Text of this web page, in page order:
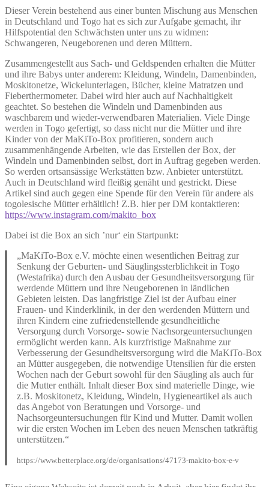
Dieser Verein bestehend aus einer bunten Mischung aus Menschen
in Deutschland und Togo hat es sich zur Aufgabe gemacht, ihr
Hilfspotential den Schwächsten unter uns zu widmen:
Schwangeren, Neugeborenen und deren Müttern.
Zusammengestellt aus Sach- und Geldspenden erhalten die Mütter
und ihre Babys unter anderem: Kleidung, Windeln, Damenbinden,
Moskitonetze, Wickelunterlagen, Bücher, kleine Matratzen und
Fieberthermometer. Dabei wird hier auch auf Nachhaltigkeit
geachtet. So bestehen die Windeln und Damenbinden aus
waschbarem und wieder-verwendbaren Materialien. Viele Dinge
werden in Togo gefertigt, so dass nicht nur die Mütter und ihre
Kinder von der MaKiTo-Box profitieren, sondern auch
zusammenhängende Arbeiten, wie das Erstellen der Box, der
Windeln und Damenbinden selbst, dort in Auftrag gegeben werden.
So werden ortsansässige Werkstätten bzw. Anbieter unterstützt.
Auch in Deutschland wird fleißig genäht und gestrickt. Diese
Artikel sind auch gegen eine Spende für den Verein für andere als
togolesische Mütter erhältlich! Z.B. hier per DM kontaktieren:
https://www.instagram.com/makito_box
Dabei ist die Box an sich ’nur‘ ein Startpunkt:
„MaKiTo-Box e.V. möchte einen wesentlichen Beitrag zur
Senkung der Geburten- und Säuglingssterblichkeit in Togo
(Westafrika) durch den Ausbau der Gesundheitsversorgung für
werdende Müttern und ihre Neugeborenen in ländlichen
Gebieten leisten. Das langfristige Ziel ist der Aufbau einer
Frauen- und Kinderklinik, in der den werdenden Müttern und
ihren Kindern eine zufriedenstellende gesundheitliche
Versorgung durch Vorsorge- sowie Nachsorgeuntersuchungen
ermöglicht werden kann. Als kurzfristige Maßnahme zur
Verbesserung der Gesundheitsversorgung wird die MaKiTo-Box
an Mütter ausgegeben, die notwendige Utensilien für die ersten
Wochen nach der Geburt sowohl für den Säugling als auch für
die Mutter enthält. Inhalt dieser Box sind materielle Dinge, wie
z.B. Moskitonetz, Kleidung, Windeln, Hygieneartikel als auch
das Angebot von Beratungen und Vorsorge- und
Nachsorgeuntersuchungen für Kind und Mutter. Damit wollen
wir die ersten Wochen im Leben des neuen Menschen tatkräftig
unterstützen.“
https://www.betterplace.org/de/organisations/47173-makito-box-e-v